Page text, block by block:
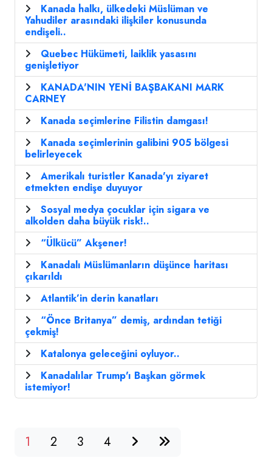
Kanada halkı, ülkedeki Müslüman ve
Yahudiler arasındaki ilişkiler konusunda
endişeli..
Quebec Hükümeti, laiklik yasasını
genişletiyor
KANADA'NIN YENİ BAŞBAKANI MARK
CARNEY
Kanada seçimlerine Filistin damgası!
Kanada seçimlerinin galibini 905 bölgesi
belirleyecek
Amerikalı turistler Kanada'yı ziyaret
etmekten endişe duyuyor
Sosyal medya çocuklar için sigara ve
alkolden daha büyük risk!..
“Ülkücü” Akşener!
Kanadalı Müslümanların düşünce haritası
çıkarıldı
Atlantik’in derin kanatları
“Önce Britanya” demiş, ardından tetiği
çekmiş!
Katalonya geleceğini oyluyor..
Kanadalılar Trump'ı Başkan görmek
istemiyor!
1 2 3 4